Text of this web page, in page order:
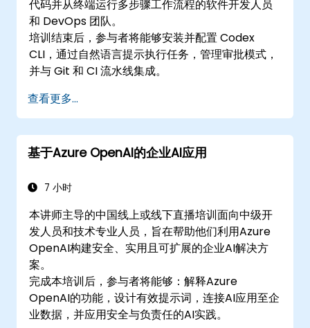
代码并从终端运行多步骤工作流程的软件开发人员
和 DevOps 团队。
培训结束后，参与者将能够安装并配置 Codex
CLI，通过自然语言提示执行任务，管理审批模式，
并与 Git 和 CI 流水线集成。
查看更多...
基于Azure OpenAI的企业AI应用
7 小时
本讲师主导的中国线上或线下直播培训面向中级开
发人员和技术专业人员，旨在帮助他们利用Azure
OpenAI构建安全、实用且可扩展的企业AI解决方
案。
完成本培训后，参与者将能够：解释Azure
OpenAI的功能，设计有效提示词，连接AI应用至企
业数据，并应用安全与负责任的AI实践。